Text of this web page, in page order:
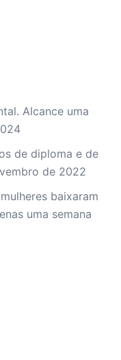
Alcance uma
de diploma e de
de 2022
baixaram
uma semana